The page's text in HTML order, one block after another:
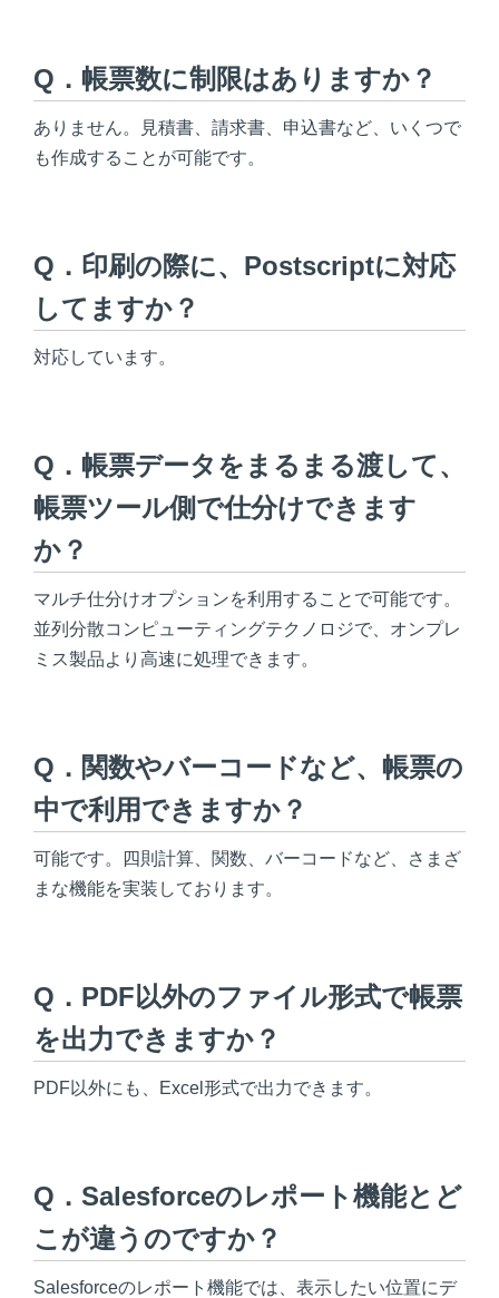
Q．帳票数に制限はありますか？
ありません。見積書、請求書、申込書など、いくつで
も作成することが可能です。
Q．印刷の際に、Postscriptに対応
してますか？
対応しています。
Q．帳票データをまるまる渡して、
帳票ツール側で仕分けできます
か？
マルチ仕分けオプションを利用することで可能です。
並列分散コンピューティングテクノロジで、オンプレ
ミス製品より高速に処理できます。
Q．関数やバーコードなど、帳票の
中で利用できますか？
可能です。四則計算、関数、バーコードなど、さまざ
まな機能を実装しております。
Q．PDF以外のファイル形式で帳票
を出力できますか？
PDF以外にも、Excel形式で出力できます。
Q．Salesforceのレポート機能とど
こが違うのですか？
Salesforceのレポート機能では、表示したい位置にデ